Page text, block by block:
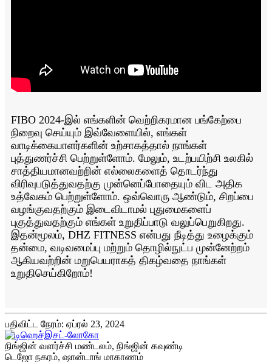
FIBO 2024-இல் எங்களின் வெற்றிகரமான பங்கேற்பை
நிறைவு செய்யும் இவ்வேளையில், எங்கள்
வாடிக்கையாளர்களின் உற்சாகத்தால் நாங்கள்
புத்துணர்ச்சி பெற்றுள்ளோம். மேலும், உடற்பயிற்சி உலகில்
சாத்தியமானவற்றின் எல்லைகளைத் தொடர்ந்து
விரிவுபடுத்துவதற்கு முன்னெப்போதையும் விட அதிக
உத்வேகம் பெற்றுள்ளோம். ஒவ்வொரு ஆண்டும், சிறப்பை
வழங்குவதற்கும் இடைவிடாமல் புதுமைகளைப்
புகுத்துவதற்கும் எங்கள் உறுதிப்பாடு வலுப்பெறுகிறது.
இதன்மூலம், DHZ FITNESS என்பது நீடித்து உழைக்கும்
தன்மை, வடிவமைப்பு மற்றும் தொழில்நுட்ப முன்னேற்றம்
ஆகியவற்றின் மறுபெயராகத் திகழ்வதை நாங்கள்
உறுதிசெய்கிறோம்!
பதிவிட்ட நேரம்: ஏப்ரல் 23, 2024
நிங்ஜின் வளர்ச்சி மண்டலம், நிங்ஜின் கவுண்டி
டெஜோ நகரம், ஷான்டாங் மாகாணம்